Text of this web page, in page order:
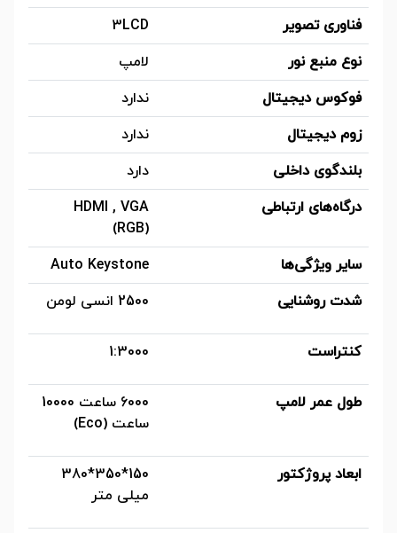
فناوری تصویر
3LCD
نوع منبع نور
لامپ
فوکوس دیجیتال
ندارد
زوم دیجیتال
ندارد
بلندگوی داخلی
دارد
درگاه‌های ارتباطی
HDMI , VGA
(RGB)
سایر ویژگی‌ها
Auto Keystone
شدت روشنایی
2500 انسی لومن
کنتراست 1:3000
طول عمر لامپ
6000 ساعت 10000
ساعت (Eco)
ابعاد پروژکتور
150*350*380
میلی متر